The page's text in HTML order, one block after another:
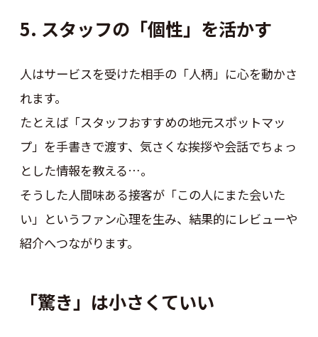
5. スタッフの「個性」を活かす
人はサービスを受けた相手の「人柄」に心を動かさ
れます。
たとえば「スタッフおすすめの地元スポットマッ
プ」を手書きで渡す、気さくな挨拶や会話でちょっ
とした情報を教える…。
そうした人間味ある接客が「この人にまた会いた
い」というファン心理を生み、結果的にレビューや
紹介へつながります。
「驚き」は小さくていい